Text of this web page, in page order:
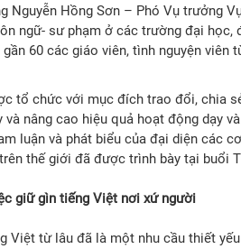
Nguyễn Hồng Sơn – Phó Vụ trưởng
ngữ- sư phạm ở các trường đại học,
60 các giáo viên, tình nguyện viên
tổ chức với mục đích trao đổi, chia
và nâng cao hiệu quả hoạt động dạy
luận và phát biểu của đại diện các
thế giới đã được trình bày tại buổi
giữ gìn tiếng Việt nơi xứ người
Việt từ lâu đã là một nhu cầu thiết